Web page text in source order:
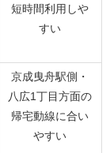
短時間利用しや
すい
京成曳舟駅側・
八広1丁目方面の
帰宅動線に合い
やすい